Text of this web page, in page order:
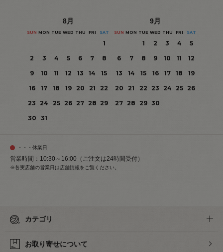
8月
SUN MON TUE WED THU FRI SAT
1
2
3 4 5 6 7
8
9
10 11 12 13 14
15
16
17 18 19 20 21
22
23
24 25 26 27 28 29
30
31
9月
SUN MON TUE WED THU FRI SAT
1 2 3 4
5
6
7 8 9 10 11
12
13
14 15 16 17 18
19
20
21 22 23 24 25
26
27 28 29 30
・・・休業日
営業時間：10:30～16:00（ご注文は24時間受付）
※各実店舗の営業日は 店舗情報をご覧ください。
カテゴリ
お取り寄せについて